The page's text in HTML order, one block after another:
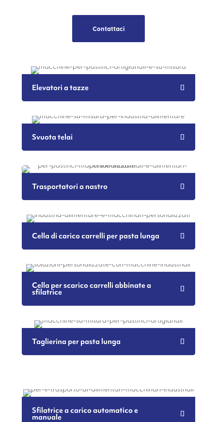
Contattaci
Elevatori a tazze
Svuota telai
Trasportatori a nastro
Cella di carico carrelli per pasta lunga
Cella per scarico carrelli abbinate a
sfilatrice
Taglierina per pasta lunga
Sfilatrice a carico automatico e
manuale